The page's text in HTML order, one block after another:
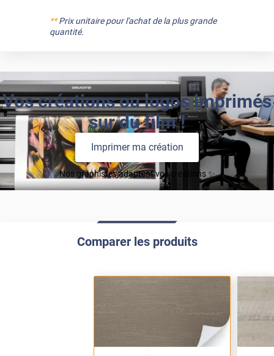
**Prix unitaire pour l'achat de la plus grande
quantité.
Vos créations ou logos imprimés
sur du film !
Imprimer ma création
Nos graphistes adaptent vos créations ✨
Comparer les produits